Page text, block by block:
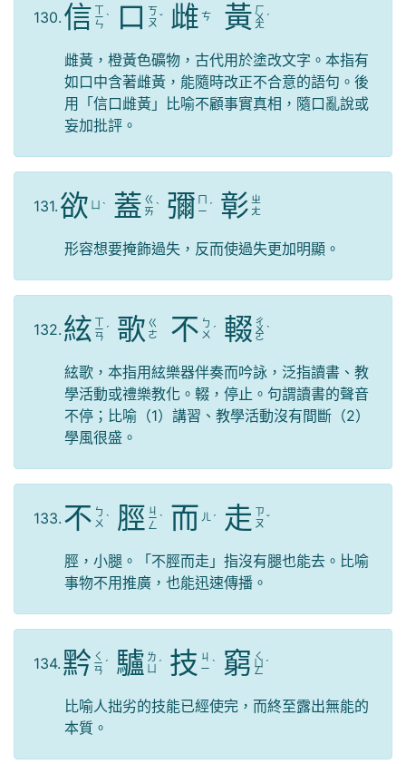
130. 信 ㄒ
ㄧ
ㄣ
ˋ 口 ㄎ
ㄡ ˇ 雌 ㄘ 黃 ㄏ
ㄨ
ㄤ
ˊ
雌黃，橙黃色礦物，古代用於塗改文字。本指有
如口中含著雌黃，能隨時改正不合意的語句。後
用「信口雌黃」比喻不顧事實真相，隨口亂說或
妄加批評。
131. 欲 ˋ 蓋 ㄍ
ㄞ ˋ 彌 ㄇ
ㄧ ˊ 彰 ㄓ
ㄤ
形容想要掩飾過失，反而使過失更加明顯。
132. 絃 ㄒ
ㄧ
ㄢ
ˊ 歌 ㄍ
ㄜ
不 ㄅ
ㄨ ˊ 輟 ㄔ
ㄨ
ㄛ
ˋ
絃歌，本指用絃樂器伴奏而吟詠，泛指讀書、教
學活動或禮樂教化。輟，停止。句謂讀書的聲音
不停；比喻（1）講習、教學活動沒有間斷（2）
學風很盛。
133. 不 ㄅ
ㄨ ˋ 脛 ㄐ
ㄧ
ㄥ
ˋ 而 ㄦ ˊ 走 ㄗ
ㄡ ˇ
脛，小腿。「不脛而走」指沒有腿也能去。比喻
事物不用推廣，也能迅速傳播。
134. 黔 ㄑ
ㄧ
ㄢ
ˊ 驢 ㄌ
ˊ 技 ㄐ
ㄧ ˋ 窮 ㄑ
ㄩ
ㄥ
ˊ
比喻人拙劣的技能已經使完，而終至露出無能的
本質。